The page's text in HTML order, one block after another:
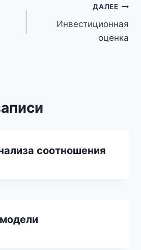
ДАЛЕЕ
Инвестиционная
оценка
соотношения